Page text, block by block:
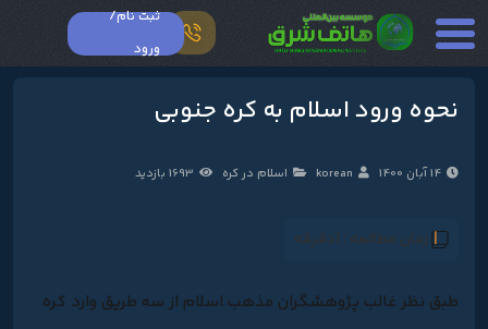
ثبت نام/
ورود
نحوه ورود اسلام به کره جنوبی
14 آبان 1400 korean اسلام در کره 1693 بازدید
زمان مطالعه : 1دقیقه
طبق نظر غالب پژوهشگران مذهب اسلام از سه طریق وارد کره